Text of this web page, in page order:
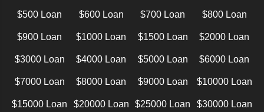
$500 Loan $600 Loan $700 Loan $800 Loan
$900 Loan $1000 Loan $1500 Loan $2000 Loan
$3000 Loan $4000 Loan $5000 Loan $6000 Loan
$7000 Loan $8000 Loan $9000 Loan $10000 Loan
$15000 Loan $20000 Loan $25000 Loan $30000 Loan